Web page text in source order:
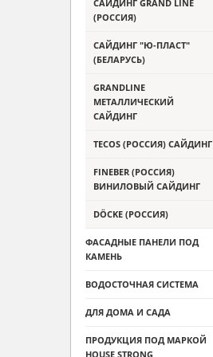
САЙДИНГ GRAND LINE
(РОССИЯ)
САЙДИНГ "Ю-ПЛАСТ"
(БЕЛАРУСЬ)
GRANDLINE
МЕТАЛЛИЧЕСКИЙ
САЙДИНГ
TECOS (РОССИЯ) САЙДИНГ
FINEBER (РОССИЯ)
ВИНИЛОВЫЙ САЙДИНГ
DÖCKE (РОССИЯ)
ФАСАДНЫЕ ПАНЕЛИ ПОД
КАМЕНЬ
ВОДОСТОЧНАЯ СИСТЕМА
ДЛЯ ДОМА И САДА
ПРОДУКЦИЯ ПОД МАРКОЙ
HOUSE STRONG